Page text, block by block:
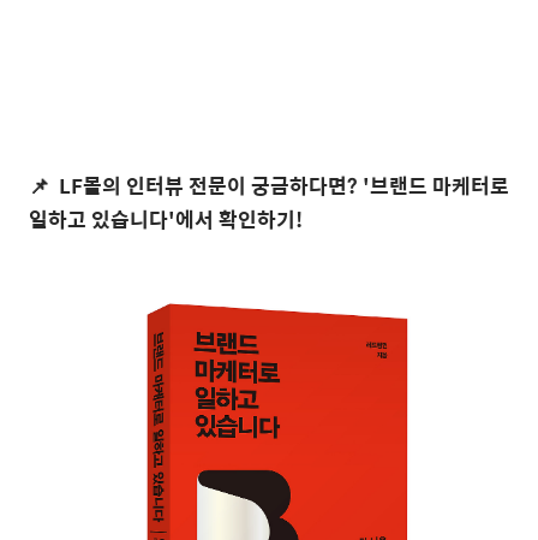
📌 LF몰의 인터뷰 전문이 궁금하다면? '브랜드 마케터로
일하고 있습니다'에서 확인하기!